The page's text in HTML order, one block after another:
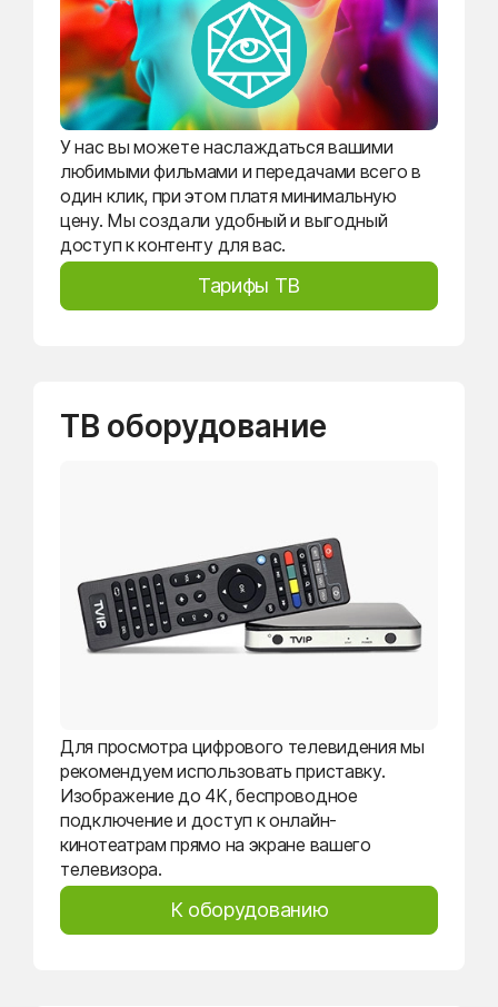
У нас вы можете наслаждаться вашими
любимыми фильмами и передачами всего в
один клик, при этом платя минимальную
цену. Мы создали удобный и выгодный
доступ к контенту для вас.
Тарифы ТВ
ТВ оборудование
Для просмотра цифрового телевидения мы
рекомендуем использовать приставку.
Изображение до 4K, беспроводное
подключение и доступ к онлайн-
кинотеатрам прямо на экране вашего
телевизора.
К оборудованию